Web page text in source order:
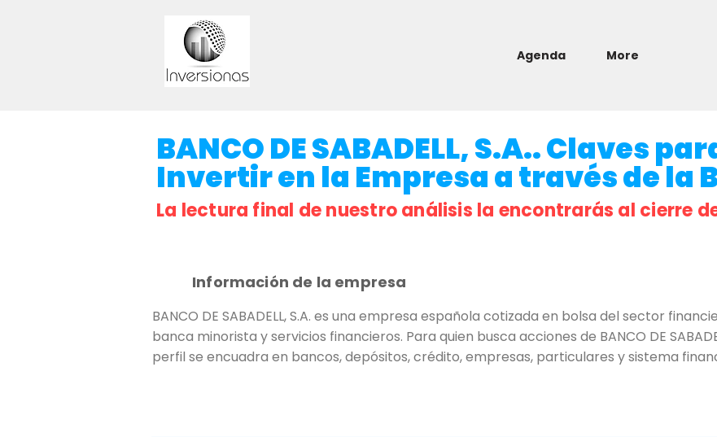
Agenda More
BANCO DE SABADELL, S.A.. Claves
Invertir en la Empresa a través de la
La lectura final de nuestro análisis la encontrarás al cierre
Información de la empresa
BANCO DE SABADELL, S.A. es una empresa española cotizada en bolsa del sector
banca minorista y servicios financieros. Para quien busca acciones de BANCO DE
perfil se encuadra en bancos, depósitos, crédito, empresas, particulares y sistema